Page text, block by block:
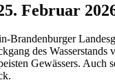
Februar
des
Gewässers.